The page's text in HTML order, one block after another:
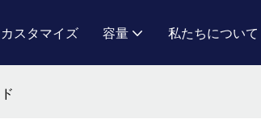
カスタマイズ 容量 私たちについて